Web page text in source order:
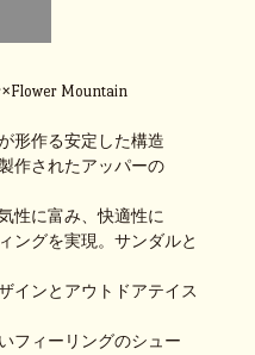
Mountain
形作る安定した構造
作されたアッパーの
性に富み、快適性に
ングを実現。サンダルと
インとアウトドアテイス
フィーリングのシュー